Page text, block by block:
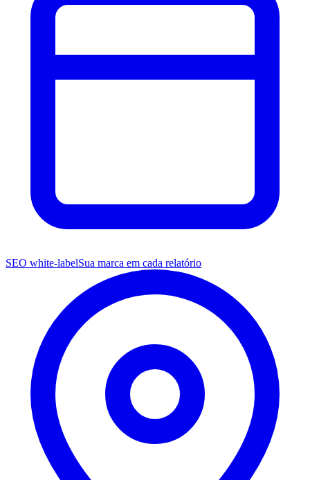
SEO white-labelSua marca em cada relatório